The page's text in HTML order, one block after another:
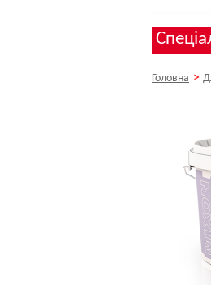
Головна >